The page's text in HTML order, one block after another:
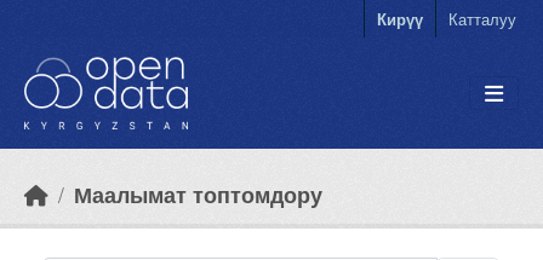
Кирүү Катталуу
Маалымат топтомдору